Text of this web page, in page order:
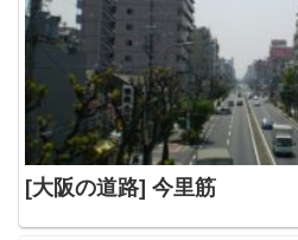
[大阪の道路] 今里筋